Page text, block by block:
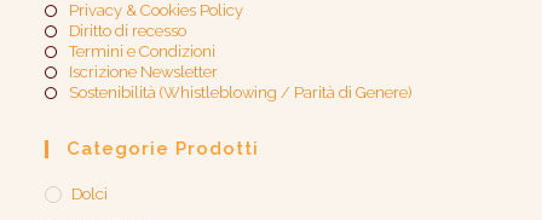
Privacy & Cookies Policy
Diritto di recesso
Termini e Condizioni
Iscrizione Newsletter
Sostenibilità (Whistleblowing / Parità di Genere)​
Categorie Prodotti
Dolci